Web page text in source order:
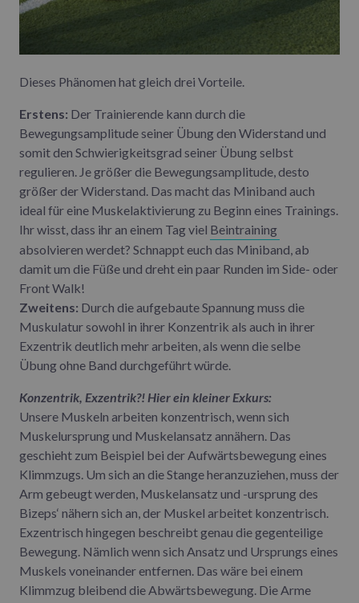
Dieses Phänomen hat gleich drei Vorteile.
Erstens: Der Trainierende kann durch die
Bewegungsamplitude seiner Übung den Widerstand und
somit den Schwierigkeitsgrad seiner Übung selbst
regulieren. Je größer die Bewegungsamplitude, desto
größer der Widerstand. Das macht das Miniband auch
ideal für eine Muskelaktivierung zu Beginn eines Trainings.
Ihr wisst, dass ihr an einem Tag viel Beintraining
absolvieren werdet? Schnappt euch das Miniband, ab
damit um die Füße und dreht ein paar Runden im Side- oder
Front Walk!
Zweitens: Durch die aufgebaute Spannung muss die
Muskulatur sowohl in ihrer Konzentrik als auch in ihrer
Exzentrik deutlich mehr arbeiten, als wenn die selbe
Übung ohne Band durchgeführt würde.
Konzentrik, Exzentrik?! Hier ein kleiner Exkurs:
Unsere Muskeln arbeiten konzentrisch, wenn sich
Muskelursprung und Muskelansatz annähern. Das
geschieht zum Beispiel bei der Aufwärtsbewegung eines
Klimmzugs. Um sich an die Stange heranzuziehen, muss der
Arm gebeugt werden, Muskelansatz und -ursprung des
Bizeps‘ nähern sich an, der Muskel arbeitet konzentrisch.
Exzentrisch hingegen beschreibt genau die gegenteilige
Bewegung. Nämlich wenn sich Ansatz und Ursprungs eines
Muskels voneinander entfernen. Das wäre bei einem
Klimmzug bleibend die Abwärtsbewegung. Die Arme